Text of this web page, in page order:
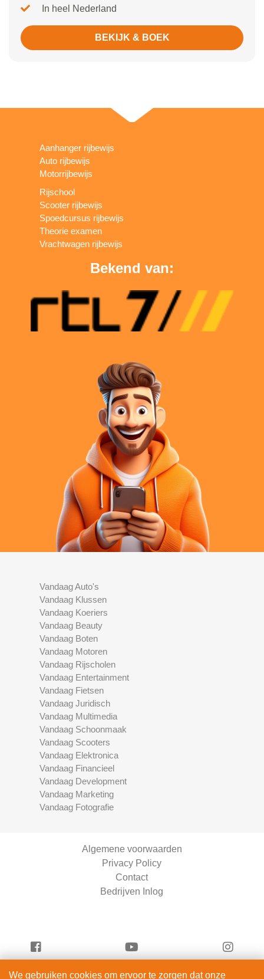
In heel Nederland
BEKIJK & BOEK
Aanhanger rijbewijs
Auto rijbewijs
Motorrijbewijs
Rijschool
Scooter rijbewijs
Spoedcursus rijbewijs
Theorie examen
Vrachtwagen rijbewijs
Bekend van:
Vandaag Auto's
Vandaag Klussen
Vandaag Koeriers
Vandaag Beauty
Vandaag Boten
Vandaag Motoren
Vandaag Rijscholen
Vandaag Entertainment
Vandaag Fietsen
Vandaag Juridisch
Vandaag Multimedia
Vandaag Schoonmaak
Vandaag Scooters
Vandaag Elektronica
Vandaag Financieel
Vandaag Development
Vandaag Marketing
Vandaag Fotografie
Algemene voorwaarden
Privacy Policy
Contact
Bedrijven Inlog
We gebruiken cookies om ervoor te zorgen dat onze